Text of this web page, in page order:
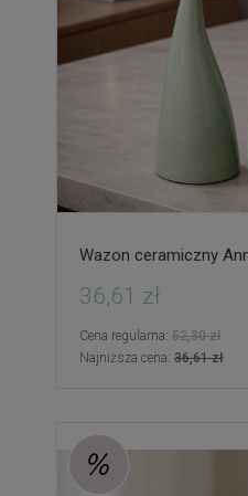
Wazon ceramiczny
36,61 zł
Cena regularna: 52,30 zł
Najniższa cena: 36,61 zł